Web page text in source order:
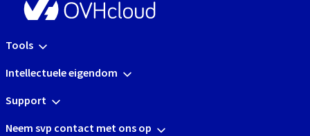
Tools
Intellectuele eigendom
Support
Neem svp contact met ons op